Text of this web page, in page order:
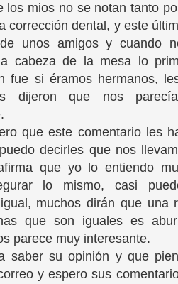
los mios no se notan tanto
corrección dental, y este
unos amigos y cuando
cabeza de la mesa lo
fue si éramos hermanos,
dijeron que nos
que este comentario les
decirles que nos
que yo lo entiendo
lo mismo, casi
muchos dirán que una
que son iguales es
parece muy interesante.
saber su opinión y que
y espero sus